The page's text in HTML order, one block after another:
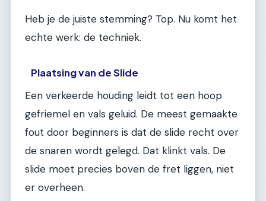
Heb je de juiste stemming? Top. Nu komt het
echte werk: de techniek.
Plaatsing van de Slide
Een verkeerde houding leidt tot een hoop
gefriemel en vals geluid. De meest gemaakte
fout door beginners is dat de slide recht over
de snaren wordt gelegd. Dat klinkt vals. De
slide moet precies boven de fret liggen, niet
er overheen.